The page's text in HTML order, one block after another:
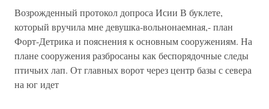
Возрожденный протокол допроса Исии В буклете,
который вручила мне девушка-вольнонаемная,- план
Форт-Детрика и пояснения к основным сооружениям. На
плане сооружения разбросаны как беспорядочные следы
птичьих лап. От главных ворот через центр базы с севера
на юг идет